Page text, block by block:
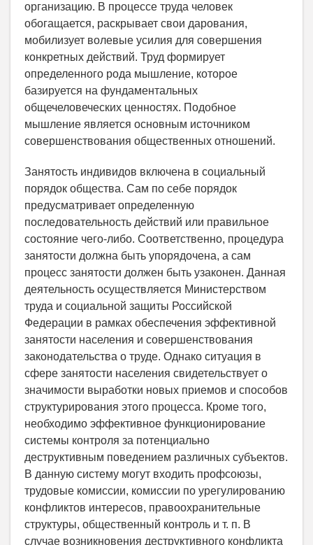
организацию. В процессе труда человек
обогащается, раскрывает свои дарования,
мобилизует волевые усилия для совершения
конкретных действий. Труд формирует
определенного рода мышление, которое
базируется на фундаментальных
общечеловеческих ценностях. Подобное
мышление является основным источником
совершенствования общественных отношений.
Занятость индивидов включена в социальный
порядок общества. Сам по себе порядок
предусматривает определенную
последовательность действий или правильное
состояние чего-либо. Соответственно, процедура
занятости должна быть упорядочена, а сам
процесс занятости должен быть узаконен. Данная
деятельность осуществляется Министерством
труда и социальной защиты Российской
Федерации в рамках обеспечения эффективной
занятости населения и совершенствования
законодательства о труде. Однако ситуация в
сфере занятости населения свидетельствует о
значимости выработки новых приемов и способов
структурирования этого процесса. Кроме того,
необходимо эффективное функционирование
системы контроля за потенциально
деструктивным поведением различных субъектов.
В данную систему могут входить профсоюзы,
трудовые комиссии, комиссии по урегулированию
конфликтов интересов, правоохранительные
структуры, общественный контроль и т. п. В
случае возникновения деструктивного конфликта